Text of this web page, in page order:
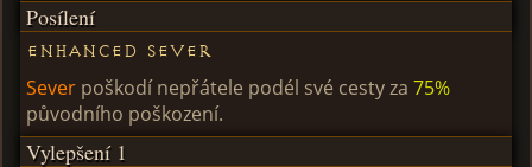
Posílení
Enhanced Sever
Sever poškodí nepřátele podél své cesty za 75%
původního poškození.
Vylepšení 1